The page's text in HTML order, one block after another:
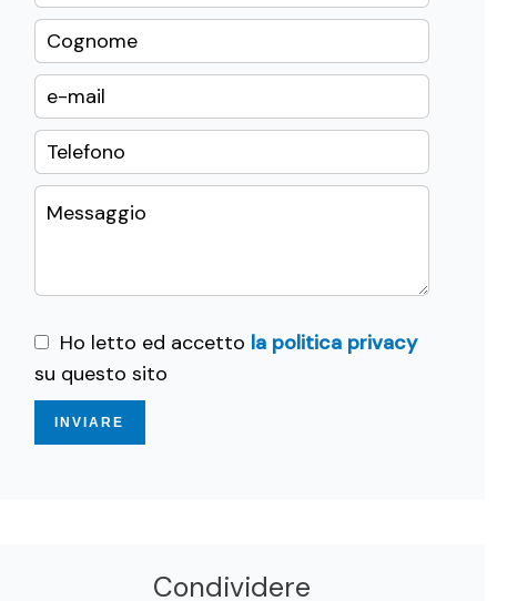
Ho letto ed accetto la politica privacy
su questo sito
INVIARE
Condividere